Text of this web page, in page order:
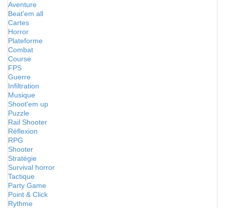
Aventure
Beat'em all
Cartes
Horror
Plateforme
Combat
Course
FPS
Guerre
Infiltration
Musique
Shoot'em up
Puzzle
Rail Shooter
Réflexion
RPG
Shooter
Stratégie
Survival horror
Tactique
Party Game
Point & Click
Rythme